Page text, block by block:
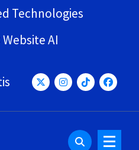
Technologies
Website AI